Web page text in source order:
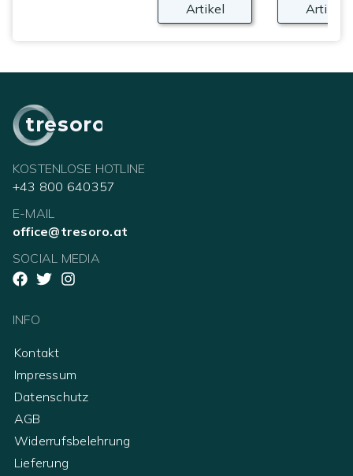
Artikel
Artikel
tresoro
KOSTENLOSE HOTLINE
+43 800 640357
E-MAIL
office@tresoro.at
SOCIAL MEDIA
INFO
Kontakt
Impressum
Datenschutz
AGB
Widerrufsbelehrung
Lieferung